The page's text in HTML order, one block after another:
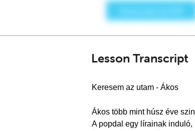
Lesson Transcript
Keresem az utam - Ákos
Ákos több mint húsz éve
A popdal egy lírainak